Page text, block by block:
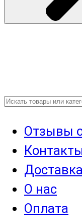
Отзывы
Доставка
О нас
Оплата